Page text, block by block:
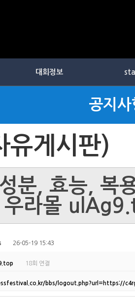
대회정보
공지사
유게시판)
분, 효능, 복
우라몰
26-05-19 15:43
18회 연결
bbs/logout.php?url=https://